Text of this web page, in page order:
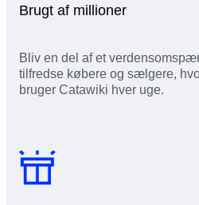
Brugt af millioner
Bliv en del af et
tilfredse købere og sælgere,
bruger Catawiki hver uge.